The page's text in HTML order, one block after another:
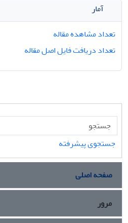
آمار
تعداد مشاهده مقاله
تعداد دریافت فایل اصل مقاله
جستجوی پیشرفته
صفحه اصلی
مرور